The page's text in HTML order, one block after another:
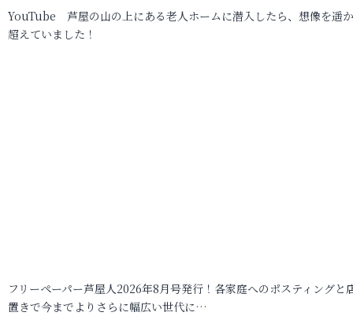
YouTube 芦屋の山の上にある老人ホームに潜入したら、想像を遥
超えていました！
フリーペーパー芦屋人2026年8月号発行！各家庭へのポスティングと
置きで今までよりさらに幅広い世代に…